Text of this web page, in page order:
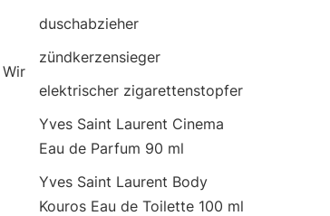
duschabzieher
zündkerzensieger
elektrischer zigarettenstopfer
Yves Saint Laurent Cinema
Eau de Parfum 90 ml
Yves Saint Laurent Body
Kouros Eau de Toilette 100 ml